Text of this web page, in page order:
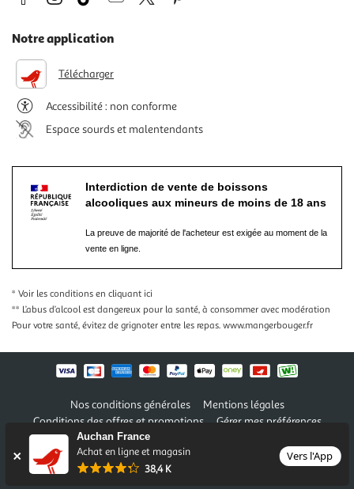
Auchan France
Achat en ligne et magasin
38,4 K
Vers l'App
Notre application
Télécharger
Accessibilité : non conforme
Espace sourds et malentendants
Interdiction de vente de boissons
alcooliques aux mineurs de moins de 18 ans
La preuve de majorité de l'acheteur est exigée au moment de la
vente en ligne.
* Voir les conditions en cliquant ici
** L’abus d’alcool est dangereux pour la santé, à consommer avec modération
Pour votre santé, évitez de grignoter entre les repas. www.mangerbouger.fr
Nos conditions générales
Mentions légales
Conditions des offres et promotions
Gérer mes préférences
Politique de confidentialité
Auchan 2026 © Tous droits réservés